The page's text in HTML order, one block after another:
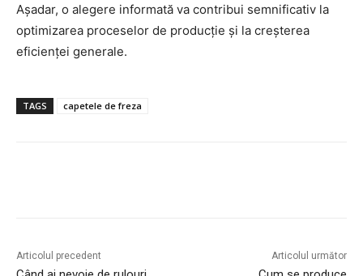
Așadar, o alegere informată va contribui semnificativ la
optimizarea proceselor de producție și la creșterea
eficienței generale.
TAGS capetele de freza
Articolul precedent Articolul următor